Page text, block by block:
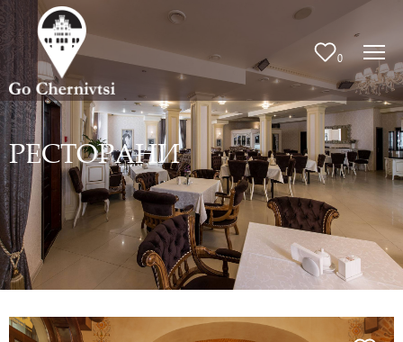
0
РЕСТОРАНИ